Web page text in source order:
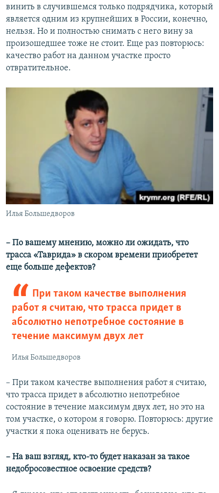
винить в случившемся только подрядчика, который
является одним из крупнейших в России, конечно,
нельзя. Но и полностью снимать с него вину за
произошедшее тоже не стоит. Еще раз повторюсь:
качество работ на данном участке просто
отвратительное.
Илья Большедворов
– По вашему мнению, можно ли ожидать, что
трасса «Таврида»​ в скором времени приобретет
еще больше дефектов?
При таком качестве выполнения
работ я считаю, что трасса придет в
абсолютно непотребное состояние в
течение максимум двух лет
Илья Большедворов
– При таком качестве выполнения работ я считаю,
что трасса придет в абсолютно непотребное
состояние в течение максимум двух лет, но это на
том участке, о котором я говорю. Повторюсь: другие
участки я пока оценивать не берусь.
– На ваш взгляд, кто-то будет наказан за такое
недобросовестное освоение средств?